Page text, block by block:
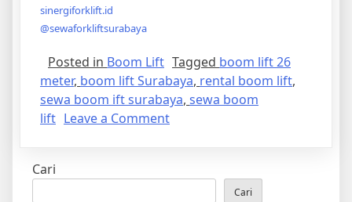
sinergiforklift.id
@sewaforkliftsurabaya
Posted in Boom Lift Tagged boom lift 26
meter, boom lift Surabaya, rental boom lift,
sewa boom ift surabaya, sewa boom
lift Leave a Commenton
Surabaya,
Cari
Cari